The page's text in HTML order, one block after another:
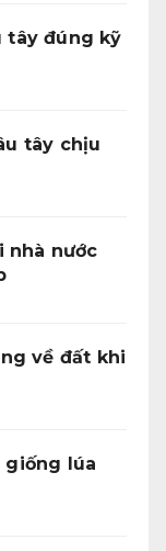
tây đúng kỹ
tây chịu
nhà nước
về đất khi
giống lúa